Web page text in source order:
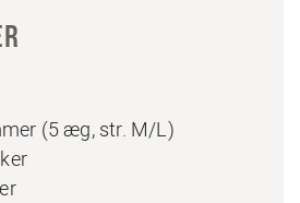
(5 æg, str. M/L)